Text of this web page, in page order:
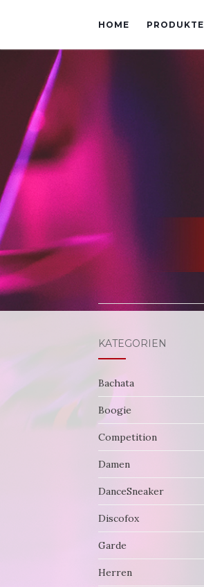
HOME PRODUKTE
KATEGORIEN
Bachata
Boogie
Competition
Damen
DanceSneaker
Discofox
Garde
Herren